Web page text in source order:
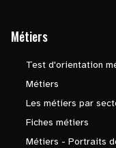
Métiers
Test d'orientation
Métiers
Les métiers par
Fiches métiers
Métiers - Portraits